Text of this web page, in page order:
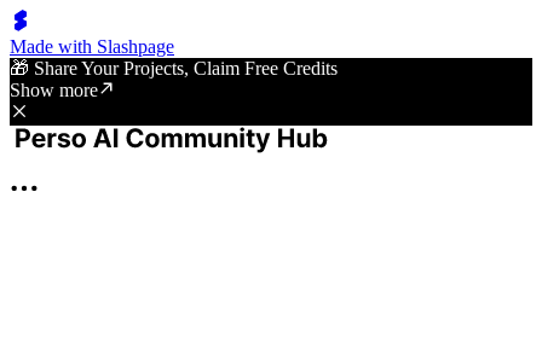
Made with Slashpage
🎁 Share Your Projects, Claim Free Credits
Show more